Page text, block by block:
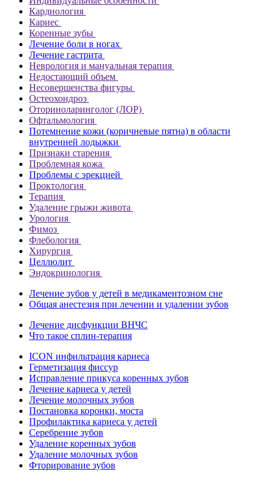
Кардиология
Кариес
Коренные зубы
Лечение боли в ногах
Лечение гастрита
Неврология и мануальная терапия
Недостающий объем
Несовершенства фигуры
Остеохондроз
Оториноларинголог (ЛОР)
Офтальмология
Потемнение кожи (коричневые пятна) в области
внутренней лодыжки
Признаки старения
Проблемная кожа
Проблемы с эрекцией
Проктология
Терапия
Удаление грыжи живота
Урология
Фимоз
Флебология
Хирургия
Целлюлит
Эндокринология
Лечение зубов у детей в медикаментозном сне
Общая анестезия при лечении и удалении зубов
Лечение дисфункции ВНЧС
Что такое сплин-терапия
ICON инфильтрация кариеса
Герметизация фиссур
Исправление прикуса коренных зубов
Лечение кариеса у детей
Лечение молочных зубов
Постановка коронки, моста
Профилактика кариеса у детей
Серебрение зубов
Удаление коренных зубов
Удаление молочных зубов
Фторирование зубов